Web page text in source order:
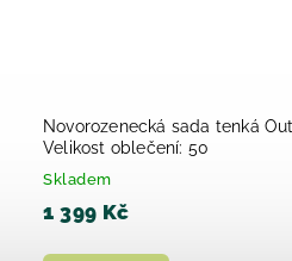
Novorozenecká sada tenká
Velikost oblečení: 50
Skladem
1 399 Kč